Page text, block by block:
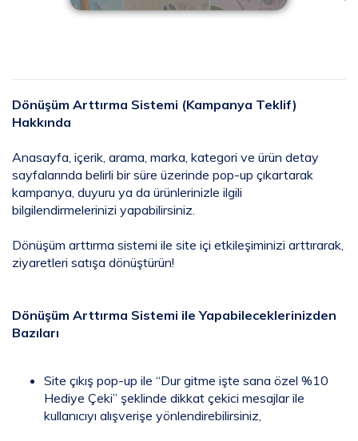
Dönüşüm Arttırma Sistemi (Kampanya Teklif)
Hakkında
Anasayfa, içerik, arama, marka, kategori ve ürün detay
sayfalarında belirli bir süre üzerinde pop-up çıkartarak
kampanya, duyuru ya da ürünlerinizle ilgili
bilgilendirmelerinizi yapabilirsiniz.
Dönüşüm arttırma sistemi ile site içi etkileşiminizi arttırarak,
ziyaretleri satışa dönüştürün!
Dönüşüm Arttırma Sistemi ile Yapabileceklerinizden
Bazıları
Site çıkış pop-up ile “Dur gitme işte sana özel %10
Hediye Çeki” şeklinde dikkat çekici mesajlar ile
kullanıcıyı alışverişe yönlendirebilirsiniz,